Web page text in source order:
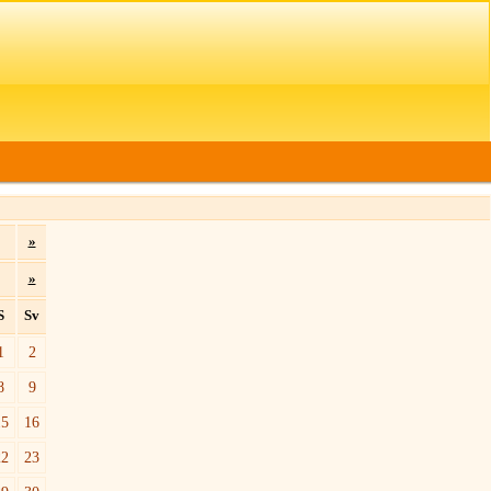
»
»
Sv
2
9
16
23